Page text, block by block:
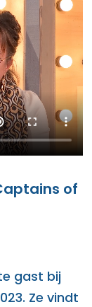
of
gast bij
Ze vindt